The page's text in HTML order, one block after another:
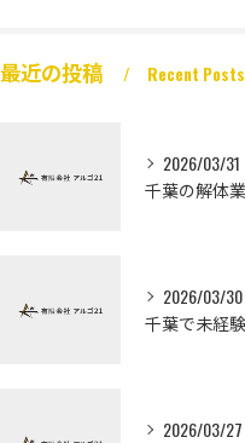
最近の投稿 Recent Posts
2026/03/31
2026/03/30
2026/03/27